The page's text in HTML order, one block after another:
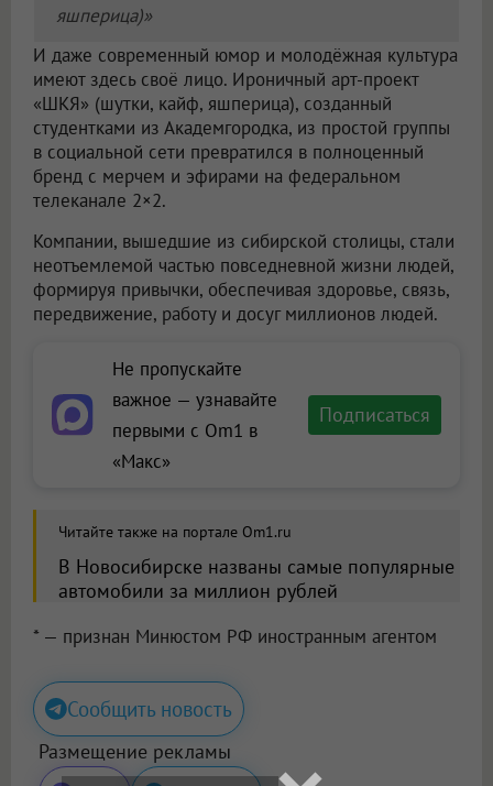
яшперица)»
И даже современный юмор и молодёжная культура
имеют здесь своё лицо. Ироничный арт-проект
«ШКЯ» (шутки, кайф, яшперица), созданный
студентками из Академгородка, из простой группы
в социальной сети превратился в полноценный
бренд с мерчем и эфирами на федеральном
телеканале 2×2.
Компании, вышедшие из сибирской столицы, стали
неотъемлемой частью повседневной жизни людей,
формируя привычки, обеспечивая здоровье, связь,
передвижение, работу и досуг миллионов людей.
Не пропускайте
важное — узнавайте
первыми с Om1 в
«Макс»
Подписаться
Читайте также на портале Om1.ru
В Новосибирске названы самые популярные
автомобили за миллион рублей
* — признан Минюстом РФ иностранным агентом
Сообщить новость
Размещение рекламы